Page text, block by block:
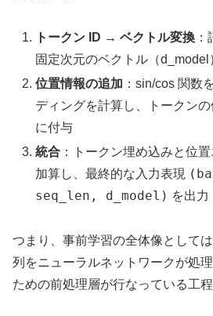
トークン ID → ベクトル変換
固定次元のベクトル（d_model
位置情報の追加 ：sin/cos 関数
ディングを計算し、トークン
に付与
統合 ：トークン埋め込みと位
加算し、最終的な入力表現
seq_len, d_model) を出力
つまり、事前学習の全体像として
列をニューラルネットワークが処
ための前処理層が行なっている工程